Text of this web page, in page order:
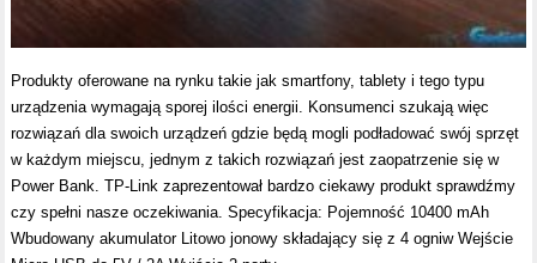
Produkty oferowane na rynku takie jak smartfony, tablety i tego typu
urządzenia wymagają sporej ilości energii. Konsumenci szukają więc
rozwiązań dla swoich urządzeń gdzie będą mogli podładować swój sprzęt
w każdym miejscu, jednym z takich rozwiązań jest zaopatrzenie się w
Power Bank. TP-Link zaprezentował bardzo ciekawy produkt sprawdźmy
czy spełni nasze oczekiwania. Specyfikacja: Pojemność 10400 mAh
Wbudowany akumulator Litowo jonowy składający się z 4 ogniw Wejście